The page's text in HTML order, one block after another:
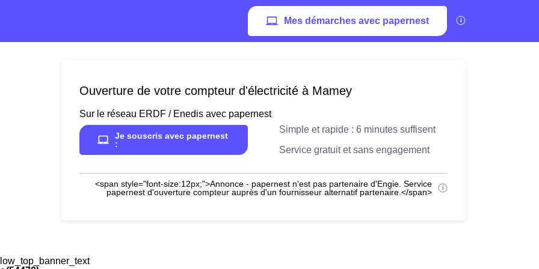
Mes démarches avec papernest
Ouverture de votre compteur d'électricité à Mamey
Sur le réseau ERDF / Enedis avec papernest
Je souscris avec papernest
:
Simple et rapide : 6 minutes suffisent
Service gratuit et sans engagement
<span style="font-size:12px;">Annonce - papernest n'est pas partenaire d'Engie. Service
papernest d'ouverture compteur auprès d'un fournisseur alternatif partenaire.</span>